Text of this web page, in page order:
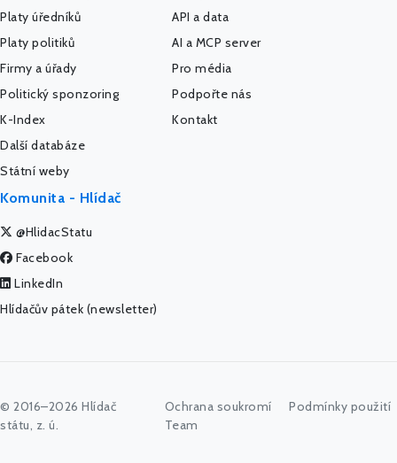
Platy úředníků
Platy politiků
Firmy a úřady
Politický sponzoring
K-Index
Další databáze
Státní weby
API a data
AI a MCP server
Pro média
Podpořte nás
Kontakt
Komunita - Hlídač
@HlidacStatu
Facebook
LinkedIn
Hlídačův pátek (newsletter)
© 2016–2026 Hlídač
státu, z. ú.
Ochrana soukromí
Podmínky použití
Team